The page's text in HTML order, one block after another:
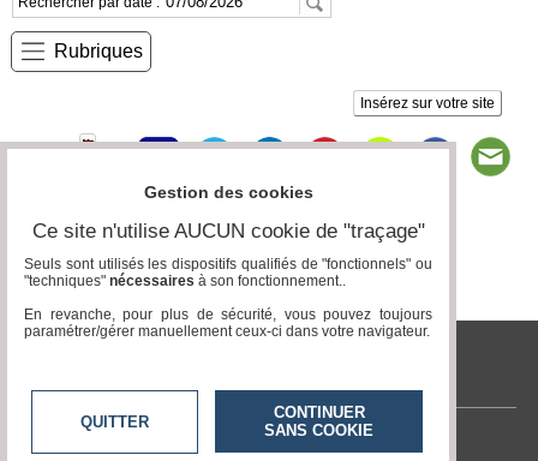
RUBRIQUES
Gazette
Médias
du
groupe
Blogs
Prémium
Rubriques
Insérez sur votre site
Page 0 / 0
tvlocale.fr
Contactez-nous
Gestion des cookies
Ce site n'utilise AUCUN cookie de "traçage"
Seuls sont utilisés les dispositifs qualifiés de "fonctionnels" ou
"techniques" nécessaires à son fonctionnement..
En revanche, pour plus de sécurité, vous pouvez toujours
paramétrer/gérer manuellement ceux-ci dans votre navigateur.
QUITTER
CONTINUER
SANS COOKIE